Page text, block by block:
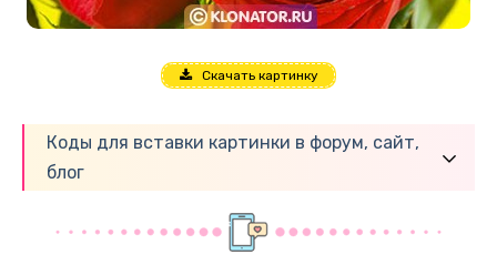
Скачать картинку
Коды для вставки картинки в форум, сайт,
блог